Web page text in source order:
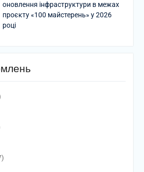
оновлення інфраструктури в межах
проєкту «100 майстерень» у 2026
році